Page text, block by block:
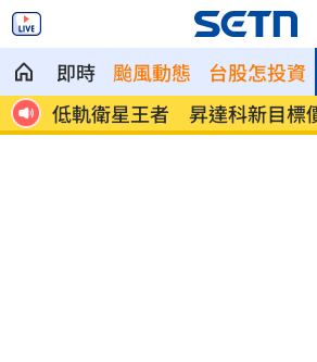
即時 颱風動態 台股怎投資
撤
低軌衛星王者 昇達科新目標